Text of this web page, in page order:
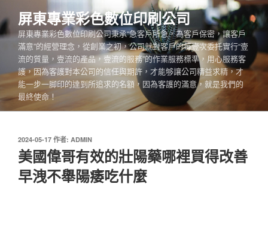
至
主
容
屏東專業彩色數位印刷公司
屏東專業彩色數位印刷公司秉承“急客戶所急，為客戶保密，讓客戶
滿意”的經營理念，從創業之初，公司就對客戶的每壹次委托實行“壹
流的質量，壹流的產品，壹流的服務”的作業服務標準，用心服務客
護，因為客護對本公司的信任與期許，才能够讓公司精益求精，才
能一步一脚印的達到所追求的名額，因為客護的滿意，就是我們的
最終使命！
發
佈
於
2024-05-17 作者: ADMIN
美國偉哥有效的壯陽藥哪裡買得改善
早洩不舉陽痿吃什麼